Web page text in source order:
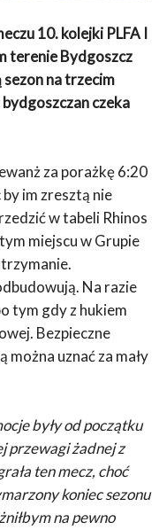
10. kolejki PLFA I
terenieBydgoszcz
sezon na trzecim
czeka
za porażkę 6:20
im zresztą nie
w tabeli Rhinos
miejscu w Grupie
Na razie
tym gdy z hukiem
Bezpieczne
można uznać za mały
były od początku
przewagi żadnej z
ten mecz, choć
koniec sezonu
na pewno